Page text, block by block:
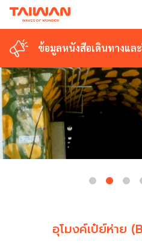
ข้อมูลหนังสือเดินทางแล
อุโมงค์เป๋ย์ห่าย